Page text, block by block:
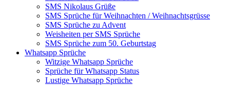
SMS Nikolaus Grüße
SMS Sprüche für Weihnachten / Weihnachtsgrüsse
SMS Sprüche zu Advent
Weisheiten per SMS Sprüche
SMS Sprüche zum 50. Geburtstag
Whatsapp Sprüche
Witzige Whatsapp Sprüche
Sprüche für Whatsapp Status
Lustige Whatsapp Sprüche